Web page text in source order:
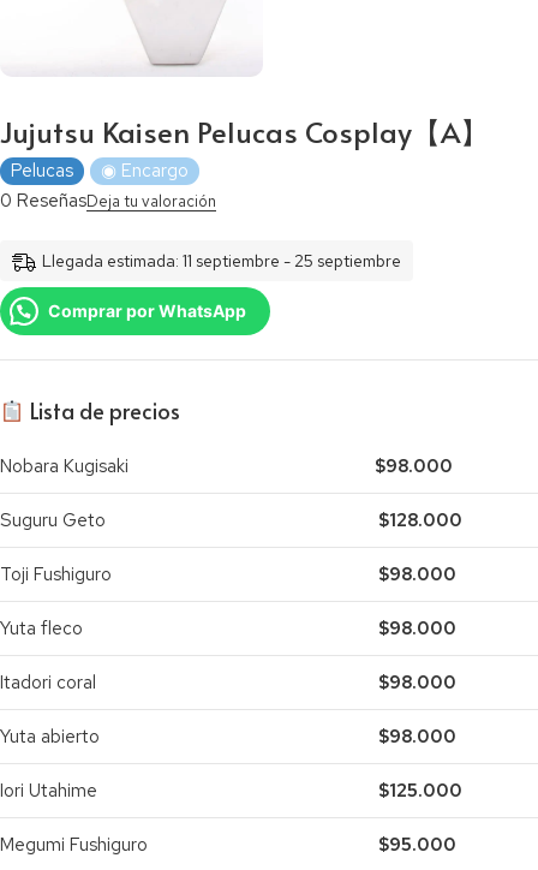
Jujutsu Kaisen Pelucas Cosplay【A】
Pelucas
◉ Encargo
0 ReseñasDeja tu valoración
Llegada estimada: 11 septiembre - 25 septiembre
Comprar por WhatsApp
​ Lista de precios
Nobara Kugisaki $98.000
Suguru Geto $128.000
Toji Fushiguro $98.000
Yuta fleco $98.000
Itadori coral $98.000
Yuta abierto $98.000
Iori Utahime $125.000
Megumi Fushiguro $95.000